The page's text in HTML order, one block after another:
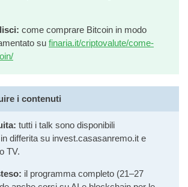
come comprare Bitcoin in modo
su finaria.it/criptovalute/come-
i contenuti
tutti i talk sono disponibili
differita su invest.casasanremo.it e
TV.
il programma completo (21–27